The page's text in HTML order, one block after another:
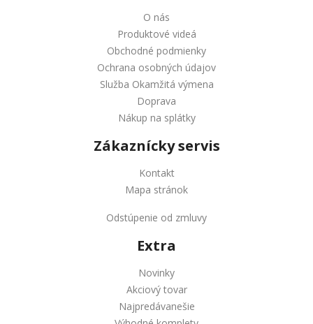
O nás
Produktové videá
Obchodné podmienky
Ochrana osobných údajov
Služba Okamžitá výmena
Doprava
Nákup na splátky
Zákaznícky servis
Kontakt
Mapa stránok
Odstúpenie od zmluvy
Extra
Novinky
Akciový tovar
Najpredávanešie